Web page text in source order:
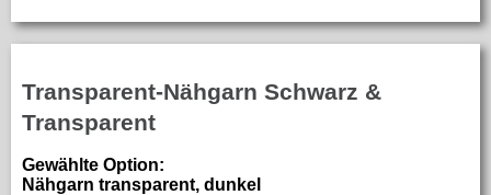
Transparent-Nähgarn Schwarz &
Transparent
Gewählte Option:
Nähgarn transparent, dunkel